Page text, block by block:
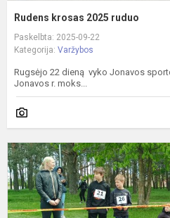
Rudens krosas 2025 ruduo
Paskelbta: 2025-09-22
Kategorija: Varžybos
Rugsėjo 22 dieną vyko Jonavos
Jonavos r. moks...